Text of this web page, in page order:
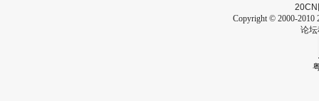
20CN
Copyright © 2000-2010
论